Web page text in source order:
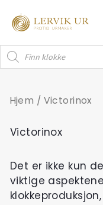
rett
innholdet
Products
search
Hjem / Victorinox
Victorinox
Det er ikke kun
viktige